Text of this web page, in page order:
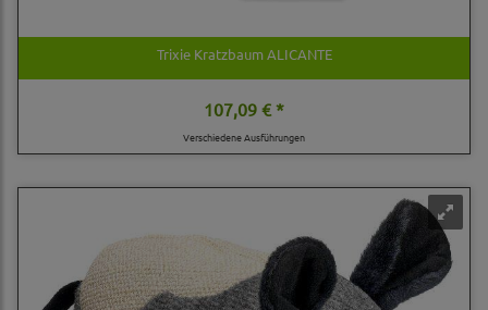
Trixie Kratzbaum ALICANTE
107,09 € *
Verschiedene Ausführungen